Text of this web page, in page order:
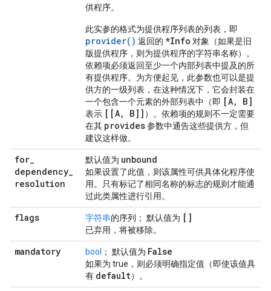
供程序。
此实参的格式为提供程序列表的列表，即
provider() 返回的 *Info 对象（如果是旧
版提供程序，则为提供程序的字符串名称）。
依赖项必须返回至少一个内部列表中提及的所
有提供程序。为方便起见，此参数也可以是提
供方的一级列表，在这种情况下，它会封装在
一个包含一个元素的外部列表中（即 [A, B]
表示 [[A, B]] ）。依赖项的规则不一定需要
在其 provides参数中通告这些提供方，但
建议这样做。
for_
dependency_
resolution
默认值为 unbound
如果设置了此值，则该属性可供具体化程序使
用。只有标记了相同名称的标志的规则才能通
过此类属性进行引用。
flags 字符串的序列； 默认值为 []
已弃用，将被移除。
mandatory bool ； 默认值为 False
如果为 true，则必须明确指定值（即使该值具
有 default）。